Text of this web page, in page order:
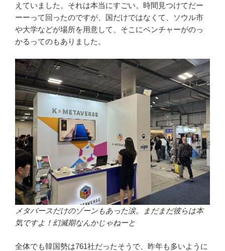
えていました。それは本当にすごい。時間見つけてだー
ーーって回ったのですが、国だけではなくて、ソウル市
や大学などが場所を用意して、そこにベンチャーがのっ
かるってのもありました。
メタバースだけのゾーンもあった涙。まだまだ彼らは本
気ですよ！幻滅期なんかじゃねーと
全体でも韓国勢は761社だったそうで、昨年も多いように